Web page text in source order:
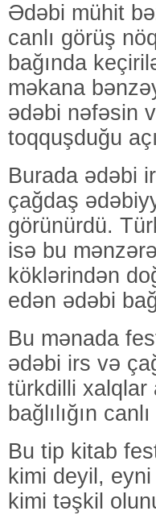
Ədəbi mühit
canlı görüş
bağında
məkana
ədəbi nəfəsin
toqquşduğu
Burada ədəbi
çağdaş
görünürdü.
isə bu
köklərindən
edən ədəbi
Bu mənada
ədəbi irs və
türkdilli xalqlar
bağlılığın
Bu tip kitab
kimi deyil,
kimi təşkil